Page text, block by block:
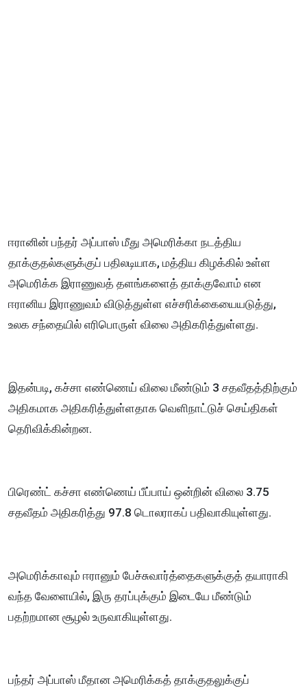
ஈரானின் பந்தர் அப்பாஸ் மீது அமெரிக்கா நடத்திய
தாக்குதல்களுக்குப் பதிலடியாக, மத்திய கிழக்கில் உள்ள
அமெரிக்க இராணுவத் தளங்களைத் தாக்குவோம் என
ஈரானிய இராணுவம் விடுத்துள்ள எச்சரிக்கையையடுத்து,
உலக சந்தையில் எரிபொருள் விலை அதிகரித்துள்ளது.
இதன்படி, கச்சா எண்ணெய் விலை மீண்டும் 3 சதவீதத்திற்கும்
அதிகமாக அதிகரித்துள்ளதாக வெளிநாட்டுச் செய்திகள்
தெரிவிக்கின்றன.
பிரெண்ட் கச்சா எண்ணெய் பீப்பாய் ஒன்றின் விலை 3.75
சதவீதம் அதிகரித்து 97.8 டொலராகப் பதிவாகியுள்ளது.
அமெரிக்காவும் ஈரானும் பேச்சுவார்த்தைகளுக்குத் தயாராகி
வந்த வேளையில், இரு தரப்புக்கும் இடையே மீண்டும்
பதற்றமான சூழல் உருவாகியுள்ளது.
பந்தர் அப்பாஸ் மீதான அமெரிக்கத் தாக்குதலுக்குப்